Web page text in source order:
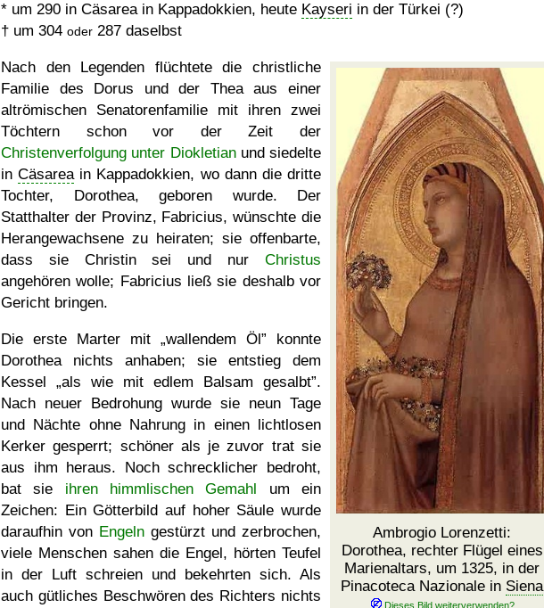
* um 290 in Cäsarea in Kappadokkien, heute Kayseri in der Türkei (?)
† um 304 oder 287 daselbst
Ambrogio Lorenzetti:
Dorothea, rechter Flügel eines
Marienaltars, um 1325, in der
Pinacoteca Nazionale in Siena
Nach den Legenden flüchtete die christliche
Familie des Dorus und der Thea aus einer
altrömischen Senatorenfamilie mit ihren zwei
Töchtern schon vor der Zeit der
Christenverfolgung unter Diokletianund siedelte
inCäsareain Kappadokkien, wo dann die dritte
Tochter, Dorothea, geboren wurde. Der
Statthalter der Provinz, Fabricius, wünschte die
Herangewachsene zu heiraten; sie offenbarte,
dass sie Christin sei und nur Christus
angehören wolle; Fabricius ließ sie deshalb vor
Gericht bringen.
Die erste Marter mit wallendem Öl
konnte
Dorothea nichts anhaben; sie entstieg dem
Kessel
als wie mit edlem Balsam gesalbt .
Nach neuer Bedrohung wurde sie neun Tage
und Nächte ohne Nahrung in einen lichtlosen
Kerker gesperrt; schöner als je zuvor trat sie
aus ihm heraus. Noch schrecklicher bedroht,
bat sie ihren himmlischen Gemahl um ein
Zeichen: Ein Götterbild auf hoher Säule wurde
daraufhin von Engeln gestürzt und zerbrochen,
viele Menschen sahen die Engel, hörten Teufel
in der Luft schreien und bekehrten sich. Als
auch gütliches Beschwören des Richters nichts